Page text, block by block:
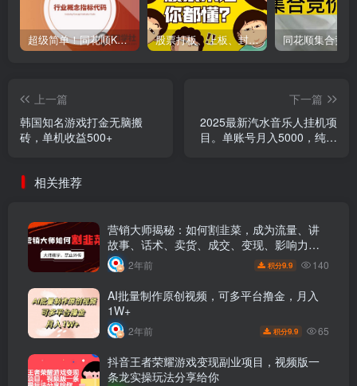
超级简单！同花顺K线界面显示行业概念指标代码图解 股票打板、上板、封板、翘板、炸板是什么意思？炒股你必须懂的暗语！
上一篇
韩国知名游戏打金无脑搬
砖，单机收益500+
下一篇
2025最新汽水音乐人挂机项
目。单账号月入5000，纯挂
相关推荐
营销大师揭秘：如何割韭菜，成为流量、讲
故事、话术、卖货、成交、变现、影响力、
裂变大师！
2年前 积分9.9 140
AI批量制作原创视频，可多平台撸金，月入
1W+
2年前 积分9.9 65
抖音王者荣耀游戏变现副业项目，视频版一
条龙实操玩法分享给你